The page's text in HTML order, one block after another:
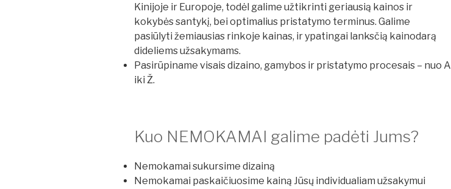
Kinijoje ir Europoje, todėl galime užtikrinti geriausią kainos ir
kokybės santykį, bei optimalius pristatymo terminus. Galime
pasiūlyti žemiausias rinkoje kainas, ir ypatingai lanksčią kainodarą
dideliems užsakymams.
Pasirūpiname visais dizaino, gamybos ir pristatymo procesais – nuo A
iki Ž.
Kuo NEMOKAMAI galime padėti Jums?
Nemokamai sukursime dizainą
Nemokamai paskaičiuosime kainą Jūsų individualiam užsakymui